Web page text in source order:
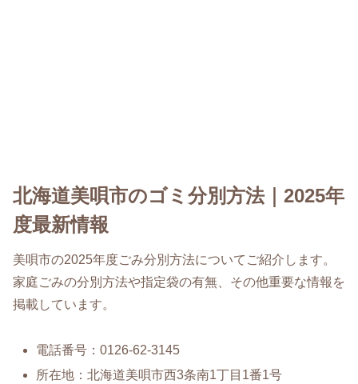
北海道美唄市のゴミ分別方法｜2025年
度最新情報
美唄市の2025年度ごみ分別方法についてご紹介します。
家庭ごみの分別方法や指定袋の有無、その他重要な情報を
掲載しています。
電話番号：0126-62-3145
所在地：北海道美唄市西3条南1丁目1番1号